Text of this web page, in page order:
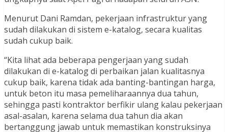
Menurut Dani Ramdan, pekerjaan infrastruktur yang
sudah dilakukan di sistem e-katalog, secara kualitas
sudah cukup baik.
“Kita lihat ada beberapa pengerjaan yang sudah
dilakukan di e-katalog di perbaikan jalan kualitasnya
cukup baik, karena tidak ada banting-bantingan harga,
untuk beton itu masa pemeliharaannya dua tahun,
sehingga pasti kontraktor berfikir ulang kalau pekerjaan
asal-asalan, karena selama dua tahun dia akan
bertanggung jawab untuk memastikan konstruksinya